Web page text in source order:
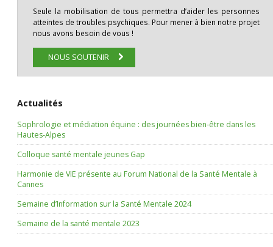
Seule la mobilisation de tous permettra d’aider les personnes
atteintes de troubles psychiques. Pour mener à bien notre projet
nous avons besoin de vous !
NOUS SOUTENIR
Actualités
Sophrologie et médiation équine : des journées bien-être dans les
Hautes-Alpes
Colloque santé mentale jeunes Gap
Harmonie de VIE présente au Forum National de la Santé Mentale à
Cannes
Semaine d’Information sur la Santé Mentale 2024
Semaine de la santé mentale 2023